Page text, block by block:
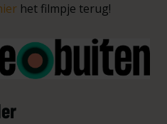
het filmpje terug!